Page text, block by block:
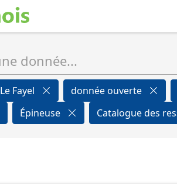
Le Fayel donnée ouverte
Épineuse Catalogue des